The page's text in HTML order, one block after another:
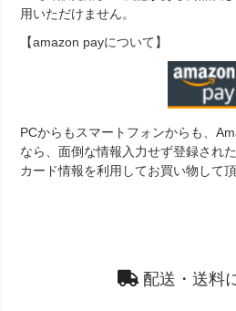
用いただけません。
【amazon payについて】
PCからもスマートフォンからも、
なら、面倒な情報入力せず登録され
カード情報を利用してお買い物して頂
配送・送料